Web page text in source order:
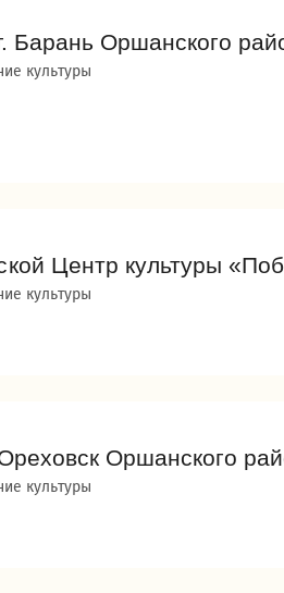
Барань Оршанского
культуры
Центр культуры
культуры
Оршанского
культуры